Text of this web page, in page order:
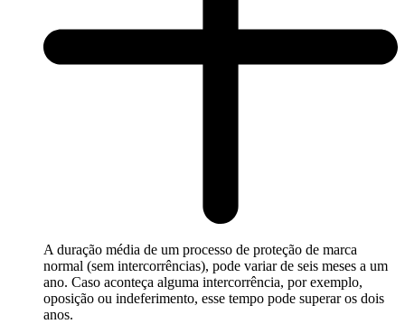
A duração média de um processo de proteção de marca
normal (sem intercorrências), pode variar de seis meses a um
ano. Caso aconteça alguma intercorrência, por exemplo,
oposição ou indeferimento, esse tempo pode superar os dois
anos.